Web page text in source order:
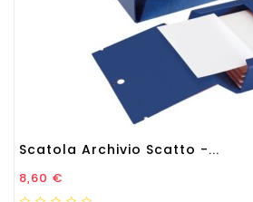
Scatola Archivio Scatto -...
Prezzo
8,60 €